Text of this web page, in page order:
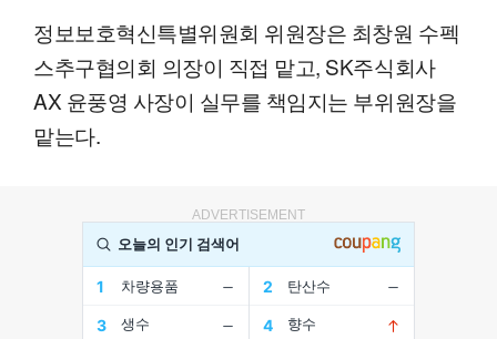
정보보호혁신특별위원회 위원장은 최창원 수펙
스추구협의회 의장이 직접 맡고, SK주식회사
AX 윤풍영 사장이 실무를 책임지는 부위원장을
맡는다.
ADVERTISEMENT